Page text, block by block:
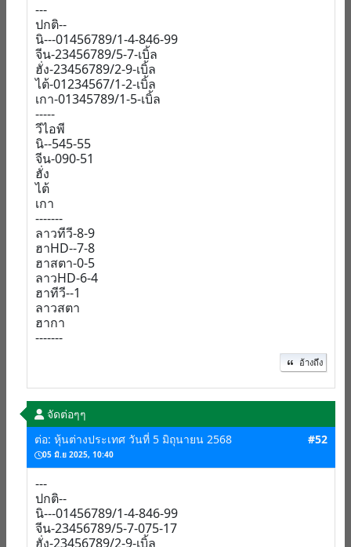
---
ปกติ--
นิ---01456789/1-4-846-99
จีน-23456789/5-7-เบิ้ล
ฮั่ง-23456789/2-9-เบิ้ล
ไต้-01234567/1-2-เบิ้ล
เกา-01345789/1-5-เบิ้ล
-----
วีไอพี
นิ--545-55
จีน-090-51
ฮั่ง
ไต้
เกา
-------
ลาวทีวี-8-9
ฮาHD--7-8
ฮาสตา-0-5
ลาวHD-6-4
ฮาทีวี--1
ลาวสตา
ฮากา
-------
อ้างถึง
จัดต่อๆๆ
ต่อ: หุ้นต่างประเทศ วันที่ 5 มิถุนายน 2568
05 มิ.ย 2025, 10:40
#52
---
ปกติ--
นิ---01456789/1-4-846-99
จีน-23456789/5-7-075-17
ฮั่ง-23456789/2-9-เบิ้ล